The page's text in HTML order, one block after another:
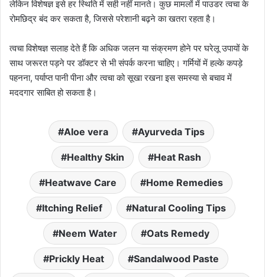
लेकिन विशेषज्ञ इसे हर स्थिति में सही नहीं मानते। कुछ मामलों में पाउडर त्वचा के
रोमछिद्र बंद कर सकता है, जिससे परेशानी बढ़ने का खतरा रहता है।
त्वचा विशेषज्ञ सलाह देते हैं कि अधिक जलन या संक्रमण होने पर घरेलू उपायों के
साथ जरूरत पड़ने पर डॉक्टर से भी संपर्क करना चाहिए। गर्मियों में हल्के कपड़े
पहनना, पर्याप्त पानी पीना और त्वचा को सूखा रखना इस समस्या से बचाव में
मददगार साबित हो सकता है।
Aloe vera Ayurveda Tips
Healthy Skin Heat Rash
Heatwave Care Home Remedies
Itching Relief Natural Cooling Tips
Neem Water Oats Remedy
Prickly Heat Sandalwood Paste